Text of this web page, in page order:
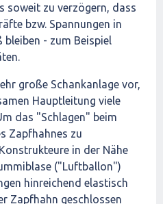
soweit zu verzögern, dass
bzw. Spannungen in
- zum Beispiel
große Schankanlage vor,
Hauptleitung viele
das "Schlagen" beim
Zapfhahnes zu
in der Nähe
("Luftballon")
hinreichend elastisch
Zapfhahn geschlossen